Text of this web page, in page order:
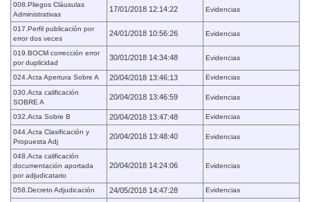
008.Pliegos Cláusulas
Administrativas
17/01/2018 12:14:22 Evidencias
017.Perfil publicación por
error dos veces
24/01/2018 10:56:26 Evidencias
019.BOCM corrección error
por duplicidad
30/01/2018 14:34:48 Evidencias
024.Acta Apertura Sobre A 20/04/2018 13:46:13
Evidencias
030.Acta calificación
SOBRE A
20/04/2018 13:46:59 Evidencias
032.Acta Sobre B 20/04/2018 13:47:48
Evidencias
044.Acta Clasificación y
Propuesta Adj
20/04/2018 13:48:40 Evidencias
048.Acta calificación
documentación aportada
por adjudicatario
20/04/2018 14:24:06 Evidencias
058.Decreto Adjudicación 24/05/2018 14:47:28
Evidencias